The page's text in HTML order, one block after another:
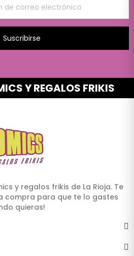
Suscribirse
Y REGALOS FRIKIS
y regalos frikis de La Rioja. Te
compra para que te lo gastes
quieras!